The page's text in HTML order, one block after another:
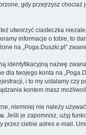
gdy przejrzysz chociaż
utworzyć ciasteczka
informacje o tobie, to
na „Poga.Duszki.pl”
identyfikacyjną nazwę
dla twojego konta na
i to my ustalamy czy
kontem masz
niemniej nie należy
. Jeśli je zapomnisz, użyj
przez ciebie adres e-mail.